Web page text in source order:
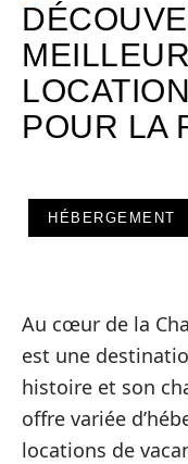
POUR LA
HÉBERGEMENT
Au cœur de la
est une
histoire et son
offre variée
locations de